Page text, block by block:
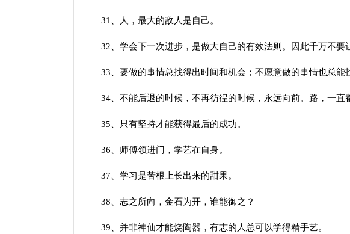
31、人，最大的敌人是自己。
32、学会下一次进步，是做大自己的有效法则。因此千万不要
33、要做的事情总找得出时间和机会；不愿意做的事情也总能
34、不能后退的时候，不再彷徨的时候，永远向前。路，一直
35、只有坚持才能获得最后的成功。
36、师傅领进门，学艺在自身。
37、学习是苦根上长出来的甜果。
38、志之所向，金石为开，谁能御之？
39、并非神仙才能烧陶器，有志的人总可以学得精手艺。